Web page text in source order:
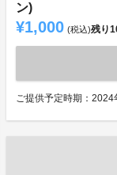
ン)
¥1,000 (税込)残り
ご提供予定時期：